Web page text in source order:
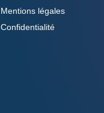
Mentions légales
Confidentialité